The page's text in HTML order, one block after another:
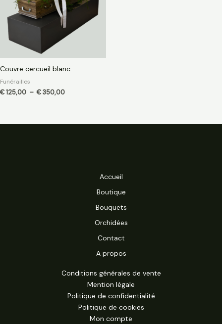
Couvre cercueil blanc
Funérailles
€125,00 – €350,00
Accueil
Boutique
Bouquets
Orchidées
Contact
A propos
Conditions générales de vente
Mention légale
Politique de confidentialité
Politique de cookies
Mon compte